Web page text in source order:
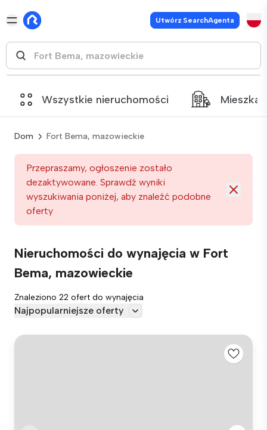
Utwórz SearchAgenta
Wszystkie nieruchomości
Dom Fort Bema, mazowieckie
Przepraszamy, ogłoszenie zostało
dezaktywowane. Sprawdź wyniki
wyszukiwania poniżej, aby znaleźć podobne
oferty
Nieruchomości do wynajęcia w Fort
Bema, mazowieckie
Znaleziono 22 ofert do wynajęcia
Najpopularniejsze oferty